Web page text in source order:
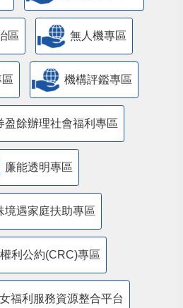
區 無人機專區
機構評鑑專區
盈餘辦理社會福利專區
廉能透明專區
境遇家庭扶助專區
利公約(CRC)專區
福利服務資源整合平台